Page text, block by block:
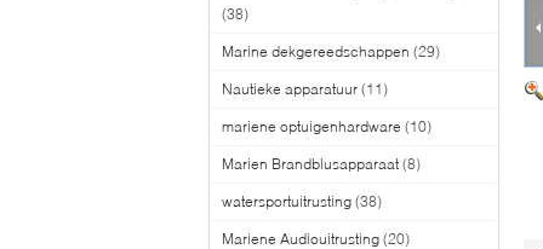
(38)
Marine dekgereedschappen (29)
Nautieke apparatuur (11)
mariene optuigenhardware (10)
Marien Brandblusapparaat (8)
watersportuitrusting (38)
Mariene Audiouitrusting (20)